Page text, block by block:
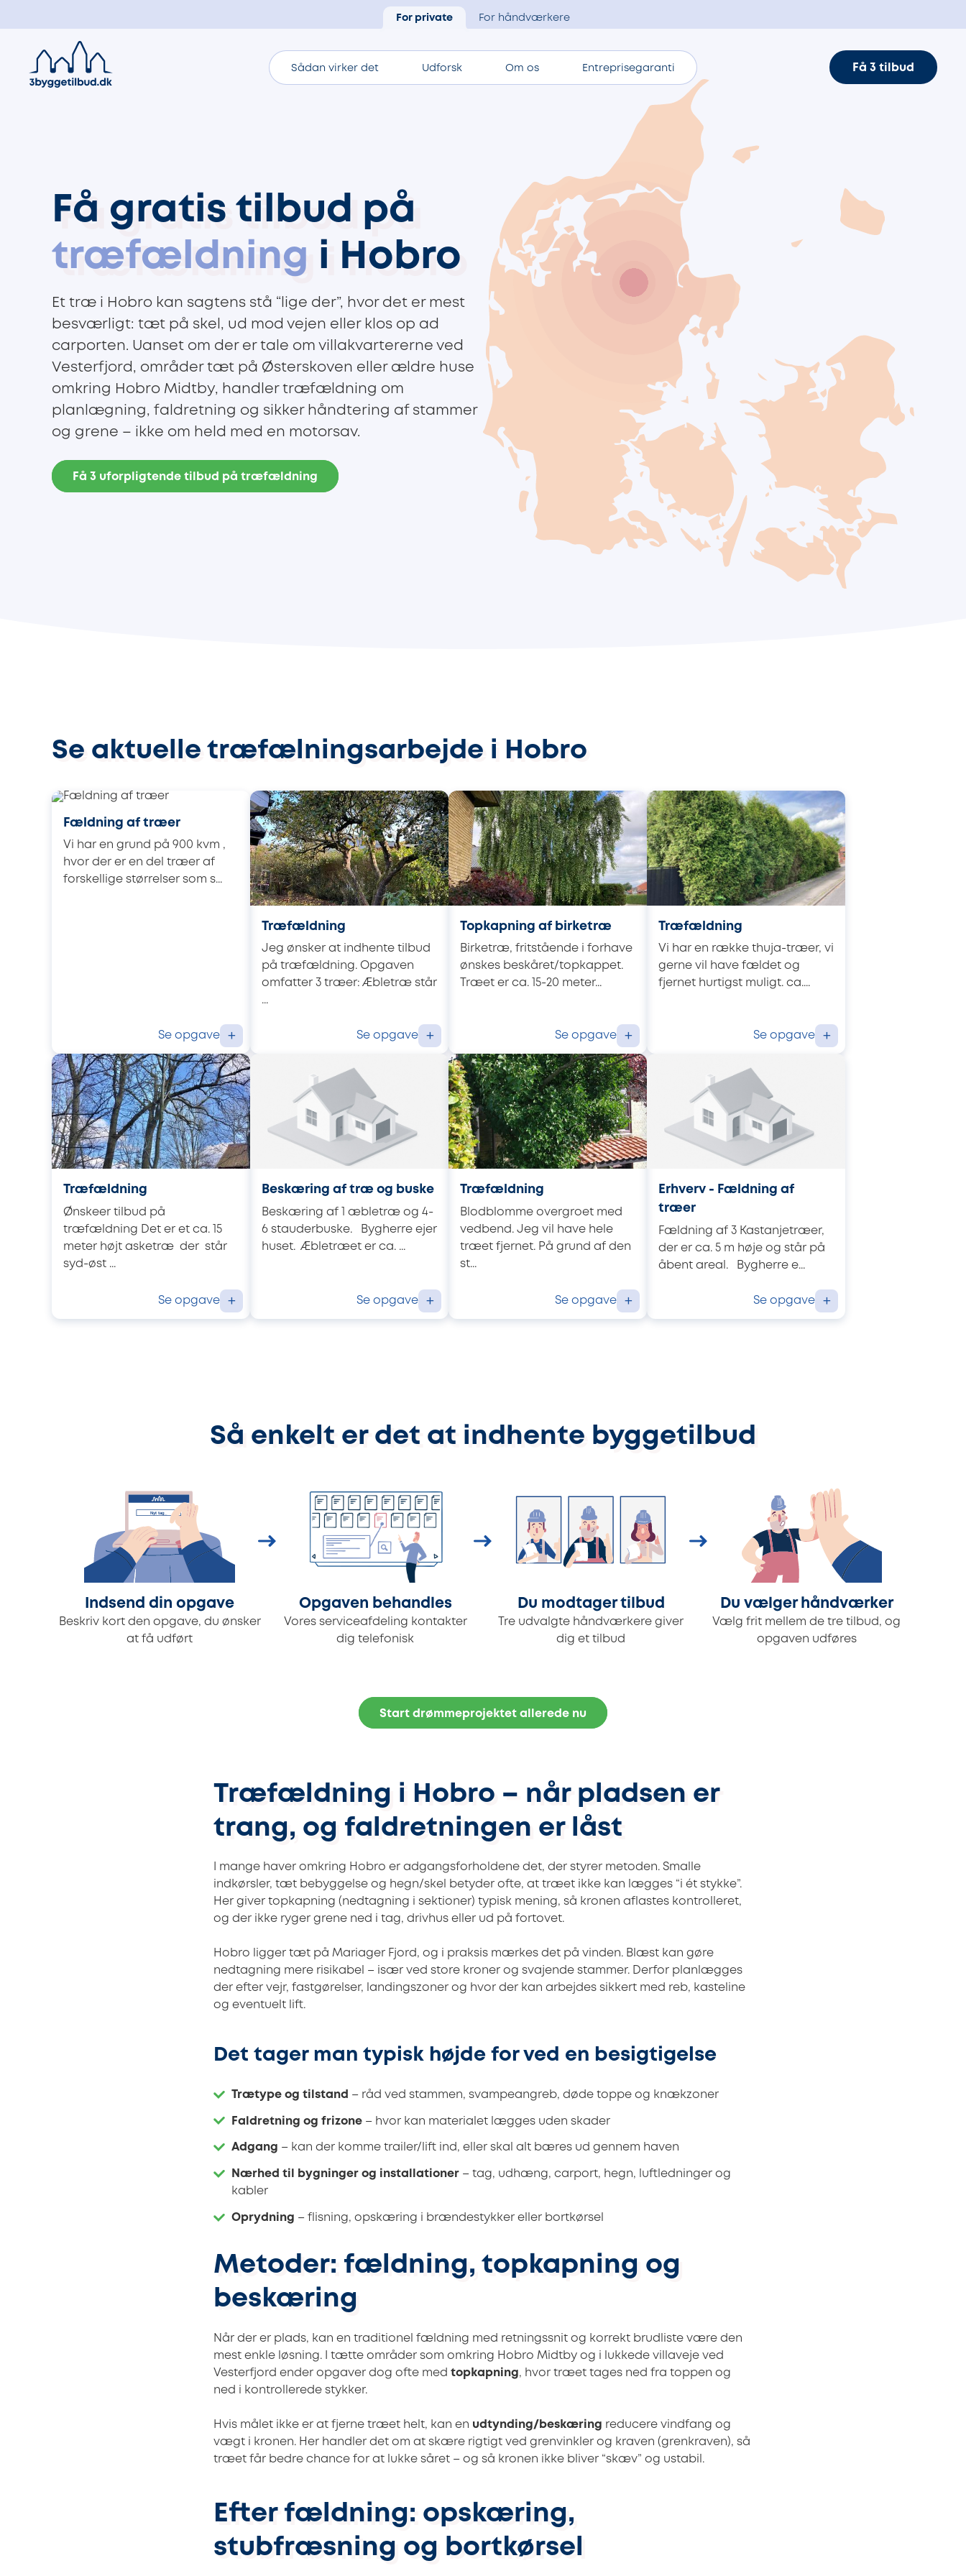
For private For håndværkere
Sådan virker det Udforsk Om os Entreprisegaranti Få 3 tilbud
Få gratis tilbud på
træfældning i Hobro
Et træ i Hobro kan sagtens stå “lige der”, hvor det er mest
besværligt: tæt på skel, ud mod vejen eller klos op ad
carporten. Uanset om der er tale om villakvartererne ved
Vesterfjord, områder tæt på Østerskoven eller ældre huse
omkring Hobro Midtby, handler træfældning om
planlægning, faldretning og sikker håndtering af stammer
og grene – ikke om held med en motorsav.
Få 3 uforpligtende tilbud på træfældning
Se aktuelle træfælningsarbejde i Hobro
Fældning af træer
Vi har en grund på 900 kvm ,
hvor der er en del træer af
forskellige størrelser som s...
Se opgave +
Træfældning
Jeg ønsker at indhente tilbud
på træfældning. Opgaven
omfatter 3 træer: Æbletræ står
...
Se opgave +
Topkapning af birketræ
Birketræ, fritstående i forhave
ønskes beskåret/topkappet.
Træet er ca. 15-20 meter...
Se opgave +
Træfældning
Vi har en række thuja-træer, vi
gerne vil have fældet og
fjernet hurtigst muligt. ca....
Se opgave +
Træfældning
Ønskeer tilbud på
træfældning Det er et ca. 15
meter højt asketræ der står
syd-øst ...
Se opgave +
Beskæring af træ og buske
Beskæring af 1 æbletræ og 4-
6 stauderbuske. Bygherre ejer
huset. Æbletræet er ca. ...
Se opgave +
Træfældning
Blodblomme overgroet med
vedbend. Jeg vil have hele
træet fjernet. På grund af den
st...
Se opgave +
Erhverv - Fældning af
træer
Fældning af 3 Kastanjetræer,
der er ca. 5 m høje og står på
åbent areal. Bygherre e...
Se opgave +
Så enkelt er det at indhente byggetilbud
Indsend din opgave
Beskriv kort den opgave, du ønsker
at få udført
Opgaven behandles
Vores serviceafdeling kontakter
dig telefonisk
Du modtager tilbud
Tre udvalgte håndværkere giver
dig et tilbud
Du vælger håndværker
Vælg frit mellem de tre tilbud, og
opgaven udføres
Start drømmeprojektet allerede nu
Træfældning i Hobro – når pladsen er
trang, og faldretningen er låst
I mange haver omkring Hobro er adgangsforholdene det, der styrer metoden. Smalle
indkørsler, tæt bebyggelse og hegn/skel betyder ofte, at træet ikke kan lægges “i ét stykke”.
Her giver topkapning (nedtagning i sektioner) typisk mening, så kronen aflastes kontrolleret,
og der ikke ryger grene ned i tag, drivhus eller ud på fortovet.
Hobro ligger tæt på Mariager Fjord, og i praksis mærkes det på vinden. Blæst kan gøre
nedtagning mere risikabel – især ved store kroner og svajende stammer. Derfor planlægges
der efter vejr, fastgørelser, landingszoner og hvor der kan arbejdes sikkert med reb, kasteline
og eventuelt lift.
Det tager man typisk højde for ved en besigtigelse
Trætype og tilstand – råd ved stammen, svampeangreb, døde toppe og knækzoner
Faldretning og frizone – hvor kan materialet lægges uden skader
Adgang – kan der komme trailer/lift ind, eller skal alt bæres ud gennem haven
Nærhed til bygninger og installationer – tag, udhæng, carport, hegn, luftledninger og
kabler
Oprydning – flisning, opskæring i brændestykker eller bortkørsel
Metoder: fældning, topkapning og
beskæring
Når der er plads, kan en traditionel fældning med retningssnit og korrekt brudliste være den
mest enkle løsning. I tætte områder som omkring Hobro Midtby og i lukkede villaveje ved
Vesterfjord ender opgaver dog ofte med topkapning, hvor træet tages ned fra toppen og
ned i kontrollerede stykker.
Hvis målet ikke er at fjerne træet helt, kan en udtynding/beskæring reducere vindfang og
vægt i kronen. Her handler det om at skære rigtigt ved grenvinkler og kraven (grenkraven), så
træet får bedre chance for at lukke såret – og så kronen ikke bliver “skæv” og ustabil.
Efter fældning: opskæring,
stubfræsning og bortkørsel